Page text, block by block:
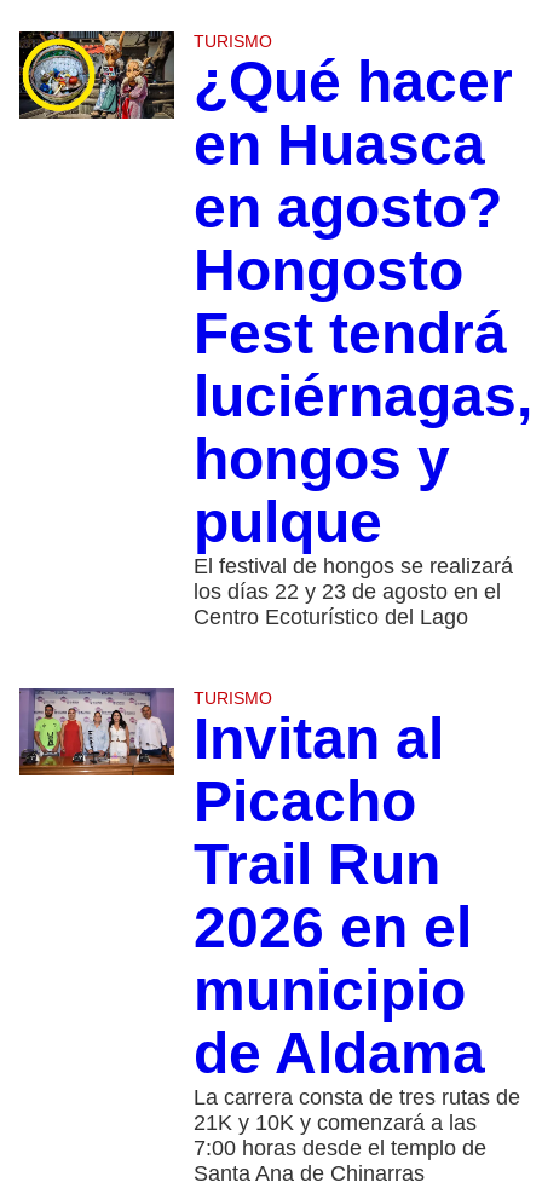
TURISMO
¿Qué hacer
en Huasca
en agosto?
Hongosto
Fest tendrá
luciérnagas,
hongos y
pulque
El festival de hongos se realizará
los días 22 y 23 de agosto en el
Centro Ecoturístico del Lago
TURISMO
Invitan al
Picacho
Trail Run
2026 en el
municipio
de Aldama
La carrera consta de tres rutas de
21K y 10K y comenzará a las
7:00 horas desde el templo de
Santa Ana de Chinarras